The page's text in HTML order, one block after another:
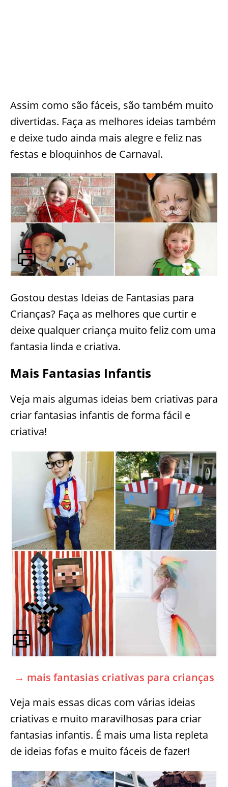
Assim como são fáceis, são também muito
divertidas. Faça as melhores ideias também
e deixe tudo ainda mais alegre e feliz nas
festas e bloquinhos de Carnaval.
Gostou destas Ideias de Fantasias para
Crianças? Faça as melhores que curtir e
deixe qualquer criança muito feliz com uma
fantasia linda e criativa.
Mais Fantasias Infantis
Veja mais algumas ideias bem criativas para
criar fantasias infantis de forma fácil e
criativa!
→ mais fantasias criativas para crianças
Veja mais essas dicas com várias ideias
criativas e muito maravilhosas para criar
fantasias infantis. É mais uma lista repleta
de ideias fofas e muito fáceis de fazer!